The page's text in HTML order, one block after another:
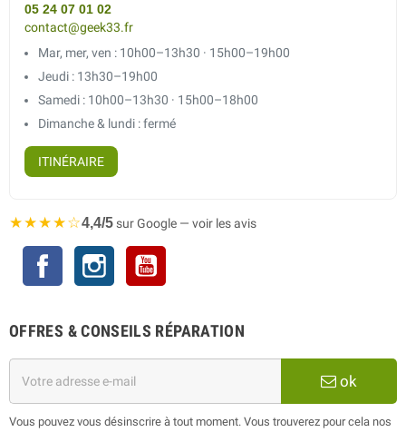
05 24 07 01 02
contact@geek33.fr
Mar, mer, ven : 10h00–13h30 · 15h00–19h00
Jeudi : 13h30–19h00
Samedi : 10h00–13h30 · 15h00–18h00
Dimanche & lundi : fermé
ITINÉRAIRE
★★★★☆4,4/5sur Google — voir les avis
Facebook Instagram
OFFRES & CONSEILS RÉPARATION
ok
Vous pouvez vous désinscrire à tout moment. Vous trouverez pour cela nos